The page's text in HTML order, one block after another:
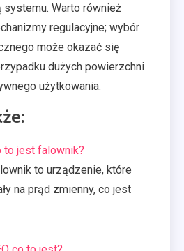
Warto również
regulacyjne; wybór
może okazać się
dużych powierzchni
użytkowania.
to jest falownik?
to urządzenie, które
na prąd zmienny, co jest